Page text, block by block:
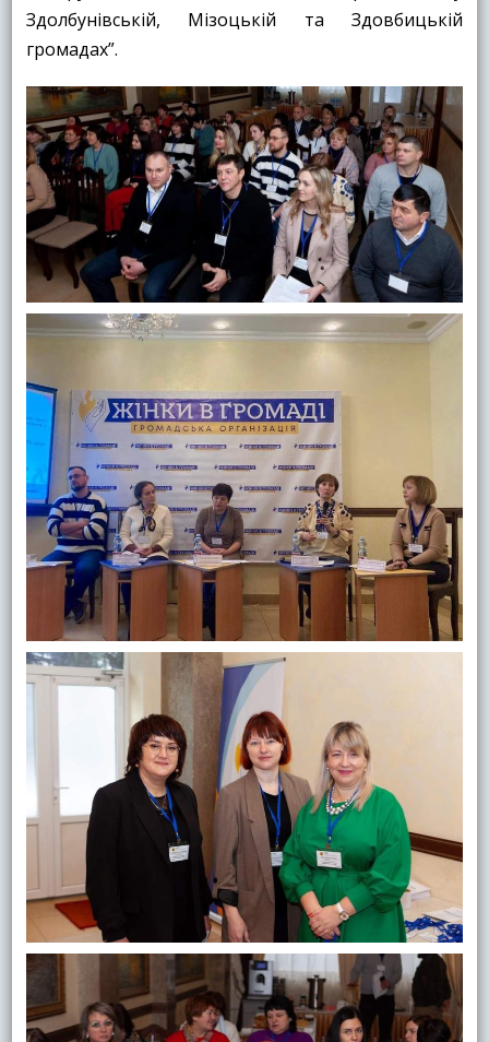
Здолбунівській, Мізоцькій та Здовбицькій
громадах”.